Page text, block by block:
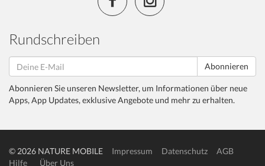
Rundschreiben
Abonnieren
Abonnieren Sie unseren Newsletter, um Informationen über neue
Apps, App Updates, exklusive Angebote und mehr zu erhalten.
© 2026 NATURE MOBILE Impressum Datenschutz
AGB
Hilfe
Über Uns